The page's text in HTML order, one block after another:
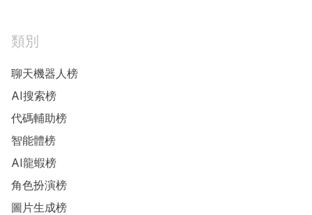
類別
聊天機器人榜
AI搜索榜
代碼輔助榜
智能體榜
AI龍蝦榜
角色扮演榜
圖片生成榜